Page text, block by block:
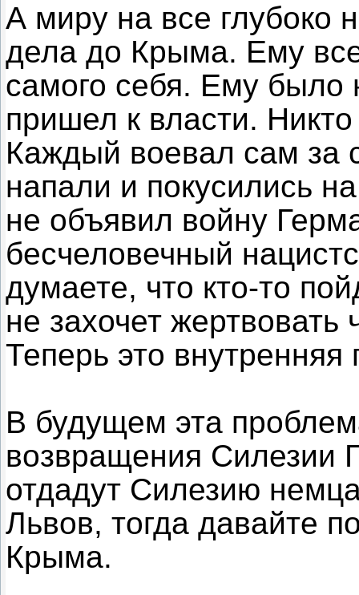
А миру на все глубоко
дела до Крыма. Ему
самого себя. Ему было
пришел к власти.
Каждый воевал сам за
напали и покусились
не объявил войну
бесчеловечный
думаете, что кто-то
не захочет
Теперь это
В будущем эта
возвращения Силезии
отдадут Силезию
Львов, тогда давайте
Крыма.